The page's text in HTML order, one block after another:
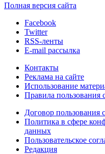
Полная версия сайта
Facebook
Twitter
RSS-ленты
E-mail рассылка
Контакты
Реклама на сайте
Использование
Правила пользования
Договор пользования
Политика в сфере
данных
Пользовательское
Редакция